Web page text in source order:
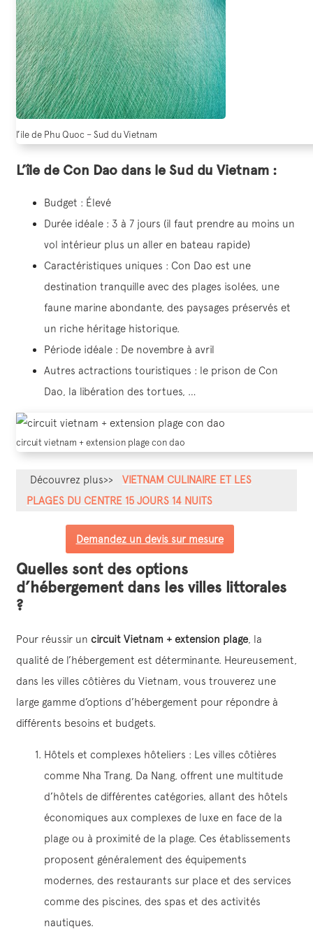
l’ile de Phu Quoc – Sud du Vietnam
L’île de Con Dao dans le Sud du Vietnam :
Budget : Élevé
Durée idéale : 3 à 7 jours (il faut prendre au moins un
vol intérieur plus un aller en bateau rapide)
Caractéristiques uniques : Con Dao est une
destination tranquille avec des plages isolées, une
faune marine abondante, des paysages préservés et
un riche héritage historique.
Période idéale : De novembre à avril
Autres actractions touristiques : le prison de Con
Dao, la libération des tortues, …
circuit vietnam + extension plage con dao
Découvrez plus>>
VIETNAM CULINAIRE ET LES
PLAGES DU CENTRE 15 JOURS 14 NUITS
Demandez un devis sur mesure
Quelles sont des options
d’hébergement dans les villes littorales
?
Pour réussir un circuit Vietnam + extension plage, la
qualité de l’hébergement est déterminante. Heureusement,
dans les villes côtières du Vietnam, vous trouverez une
large gamme d’options d’hébergement pour répondre à
différents besoins et budgets.
Hôtels et complexes hôteliers : Les villes côtières
comme Nha Trang, Da Nang, offrent une multitude
d’hôtels de différentes catégories, allant des hôtels
économiques aux complexes de luxe en face de la
plage ou à proximité de la plage. Ces établissements
proposent généralement des équipements
modernes, des restaurants sur place et des services
comme des piscines, des spas et des activités
nautiques.